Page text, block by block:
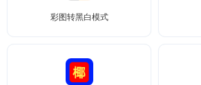
彩图转黑白模式